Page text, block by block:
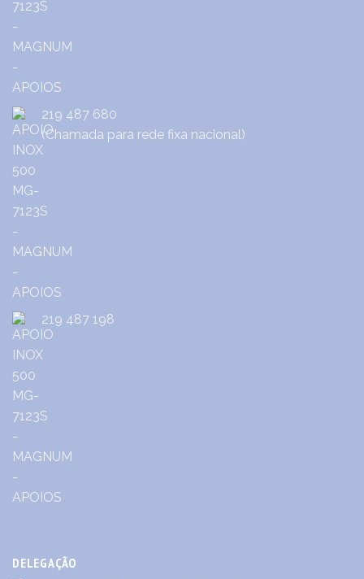
219 487 680
(Chamada para rede fixa nacional)
219 487 198
DELEGAÇÃO